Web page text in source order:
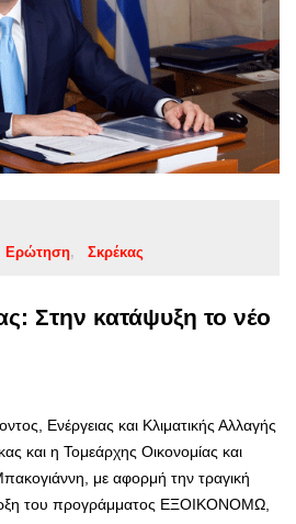
Ερώτηση Σκρέκας
Στην κατάψυξη το νέο
Ενέργειας και Κλιματικής Αλλαγής
και η Τομεάρχης Οικονομίας και
με αφορμή την τραγική
του προγράμματος ΕΞΟΙΚΟΝΟΜΩ,